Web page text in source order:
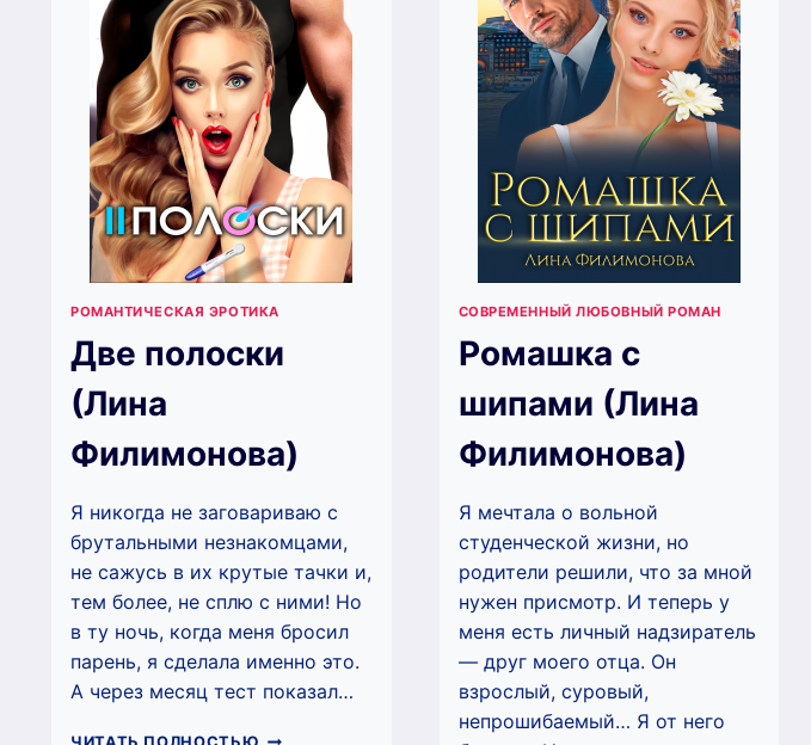
РОМАНТИЧЕСКАЯ ЭРОТИКА
Две полоски
(Лина
Филимонова)
Я никогда не заговариваю с
брутальными незнакомцами,
не сажусь в их крутые тачки и,
тем более, не сплю с ними! Но
в ту ночь, когда меня бросил
парень, я сделала именно это.
А через месяц тест показал…
ДВЕ
СОВРЕМЕННЫЙ ЛЮБОВНЫЙ РОМАН
Ромашка с
шипами (Лина
Филимонова)
Я мечтала о вольной
студенческой жизни, но
родители решили, что за мной
нужен присмотр. И теперь у
меня есть личный надзиратель
— друг моего отца. Он
взрослый, суровый,
непрошибаемый… Я от него